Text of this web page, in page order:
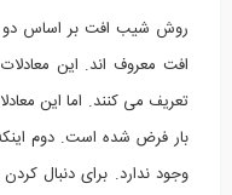
روش شیب افت بر اساس دو
افت معروف اند. این
تعریف می کنند. اما این
بار فرض شده است. دوم
وجود ندارد. برای دنبال